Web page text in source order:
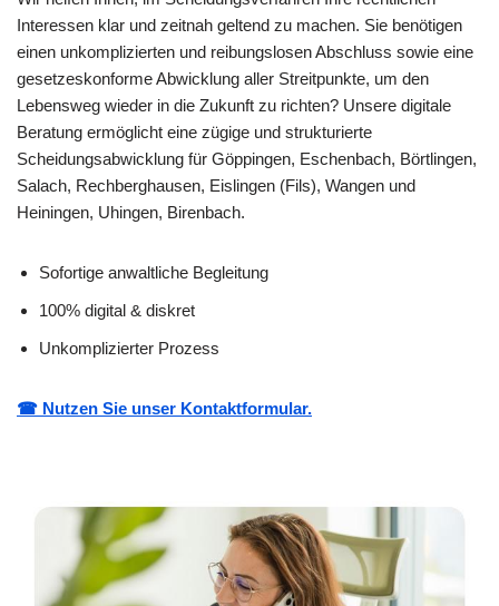
Interessen klar und zeitnah geltend zu machen. Sie benötigen
einen unkomplizierten und reibungslosen Abschluss sowie eine
gesetzeskonforme Abwicklung aller Streitpunkte, um den
Lebensweg wieder in die Zukunft zu richten? Unsere digitale
Beratung ermöglicht eine zügige und strukturierte
Scheidungsabwicklung für Göppingen, Eschenbach, Börtlingen,
Salach, Rechberghausen, Eislingen (Fils), Wangen und
Heiningen, Uhingen, Birenbach.
Sofortige anwaltliche Begleitung
100% digital & diskret
Unkomplizierter Prozess
☎ Nutzen Sie unser Kontaktformular.